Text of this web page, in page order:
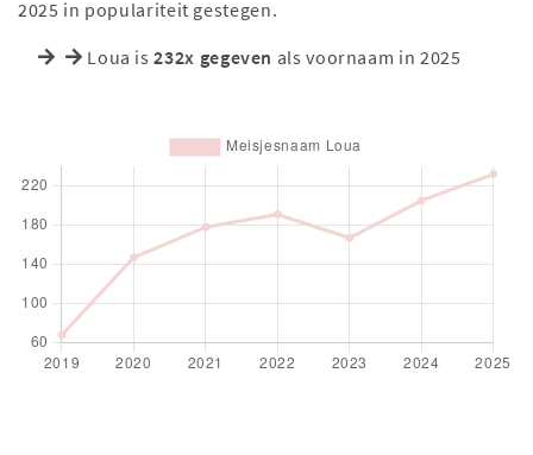
2025 in populariteit gestegen.
Loua is232x gegeven als voornaam in 2025